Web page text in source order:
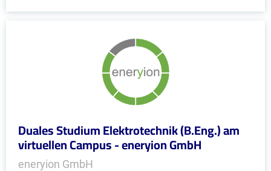
Duales Studium Elektrotechnik (B.Eng.) am
virtuellen Campus - eneryion GmbH
eneryion GmbH